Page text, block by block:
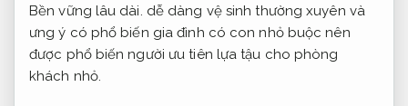
Bền vững lâu dài. dễ dàng vệ sinh thường xuyên và
ưng ý có phổ biến gia đình có con nhỏ buộc nên
được phổ biến người ưu tiên lựa tậu cho phòng
khách nhỏ.